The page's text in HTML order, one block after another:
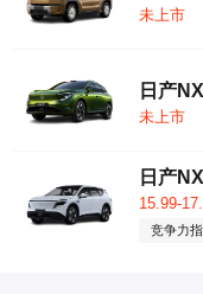
未上市
日产
未上市
日产
15.99-
竞争力